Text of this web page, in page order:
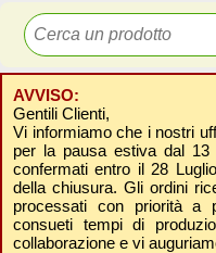
AVVISO:
Gentili Clienti,
Vi informiamo che i nostri
per la pausa estiva dal
confermati entro il 28
della chiusura. Gli ordini
processati con priorità a
consueti tempi di
collaborazione e vi